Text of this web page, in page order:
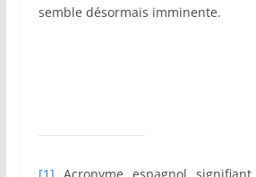
semble désormais imminente.